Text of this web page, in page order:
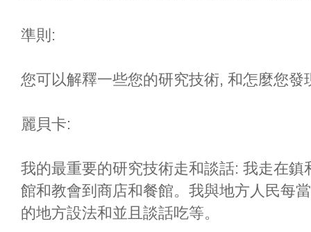
準則:
您可以解釋一些您的研究技術, 和怎麼您發
麗貝卡:
我的最重要的研究技術走和談話: 我走在
館和教會到商店和餐館。我與地方人民每
的地方設法和並且談話吃等。